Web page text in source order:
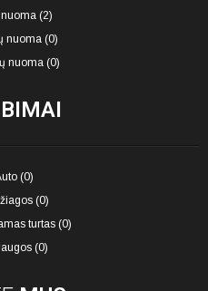
(2)
nuoma (0)
nuoma (0)
(0)
(0)
turtas (0)
(0)